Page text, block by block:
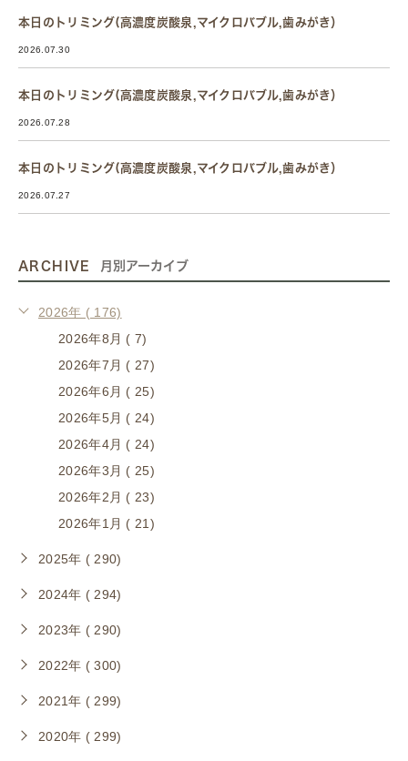
本日のトリミング(高濃度炭酸泉,マイクロバブル,歯みがき）
2026.07.30
本日のトリミング(高濃度炭酸泉,マイクロバブル,歯みがき）
2026.07.28
本日のトリミング(高濃度炭酸泉,マイクロバブル,歯みがき）
2026.07.27
ARCHIVE 月別アーカイブ
2026年 ( 176)
2026年8月 ( 7)
2026年7月 ( 27)
2026年6月 ( 25)
2026年5月 ( 24)
2026年4月 ( 24)
2026年3月 ( 25)
2026年2月 ( 23)
2026年1月 ( 21)
2025年 ( 290)
2024年 ( 294)
2023年 ( 290)
2022年 ( 300)
2021年 ( 299)
2020年 ( 299)